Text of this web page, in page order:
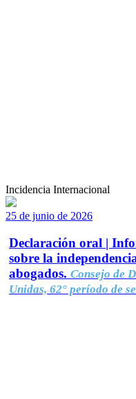
Incidencia Internacional
25 de junio de 2026
Declaración oral |
sobre la
abogados. Consejo de
Unidas, 62° período de